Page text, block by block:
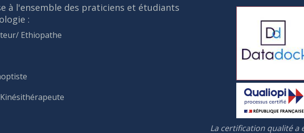
à l'ensemble des praticiens et étudiants
:
Ethiopathe
La certification qualité a